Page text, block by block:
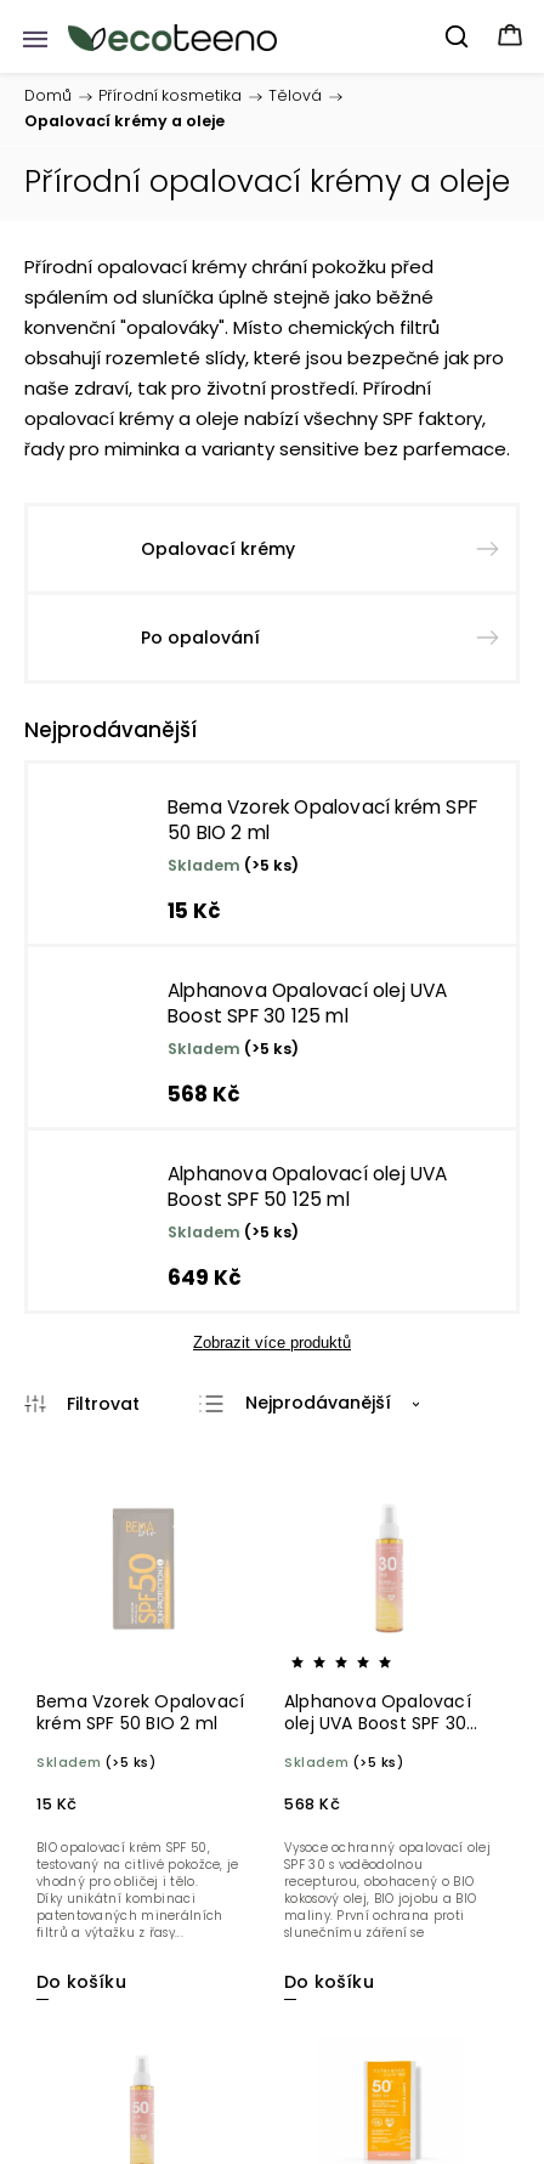
Domů / Přírodní kosmetika / Tělová /
Opalovací krémy a oleje
Přírodní opalovací krémy a oleje
Přírodní opalovací krémy chrání pokožku před
spálením od sluníčka úplně stejně jako běžné
konvenční "opalováky". Místo chemických filtrů
obsahují rozemleté slídy, které jsou bezpečné jak pro
naše zdraví, tak pro životní prostředí. Přírodní
opalovací krémy a oleje nabízí všechny SPF faktory,
řady pro miminka a varianty sensitive bez parfemace.
Opalovací krémy
Po opalování
Nejprodávanější
Bema Vzorek Opalovací krém SPF
50 BIO 2 ml
Skladem (>5 ks)
15 Kč
Alphanova Opalovací olej UVA
Boost SPF 30 125 ml
Skladem (>5 ks)
568 Kč
Alphanova Opalovací olej UVA
Boost SPF 50 125 ml
Skladem (>5 ks)
649 Kč
Zobrazit více produktů
Nejprodávanější
Bema Vzorek Opalovací
krém SPF 50 BIO 2 ml
Skladem (>5 ks)
15 Kč
Do košíku
BIO opalovací krém SPF 50,
testovaný na citlivé pokožce, je
vhodný pro obličej i tělo.
Díky unikátní kombinaci
patentovaných minerálních
filtrů a výtažku z řasy...
Alphanova Opalovací
olej UVA Boost SPF 30
Skladem (>5 ks)
568 Kč
Do košíku
Vysoce ochranný opalovací olej
SPF 30 s voděodolnou
recepturou, obohacený o BIO
kokosový olej, BIO jojobu a BIO
maliny. První ochrana proti
slunečnímu záření se